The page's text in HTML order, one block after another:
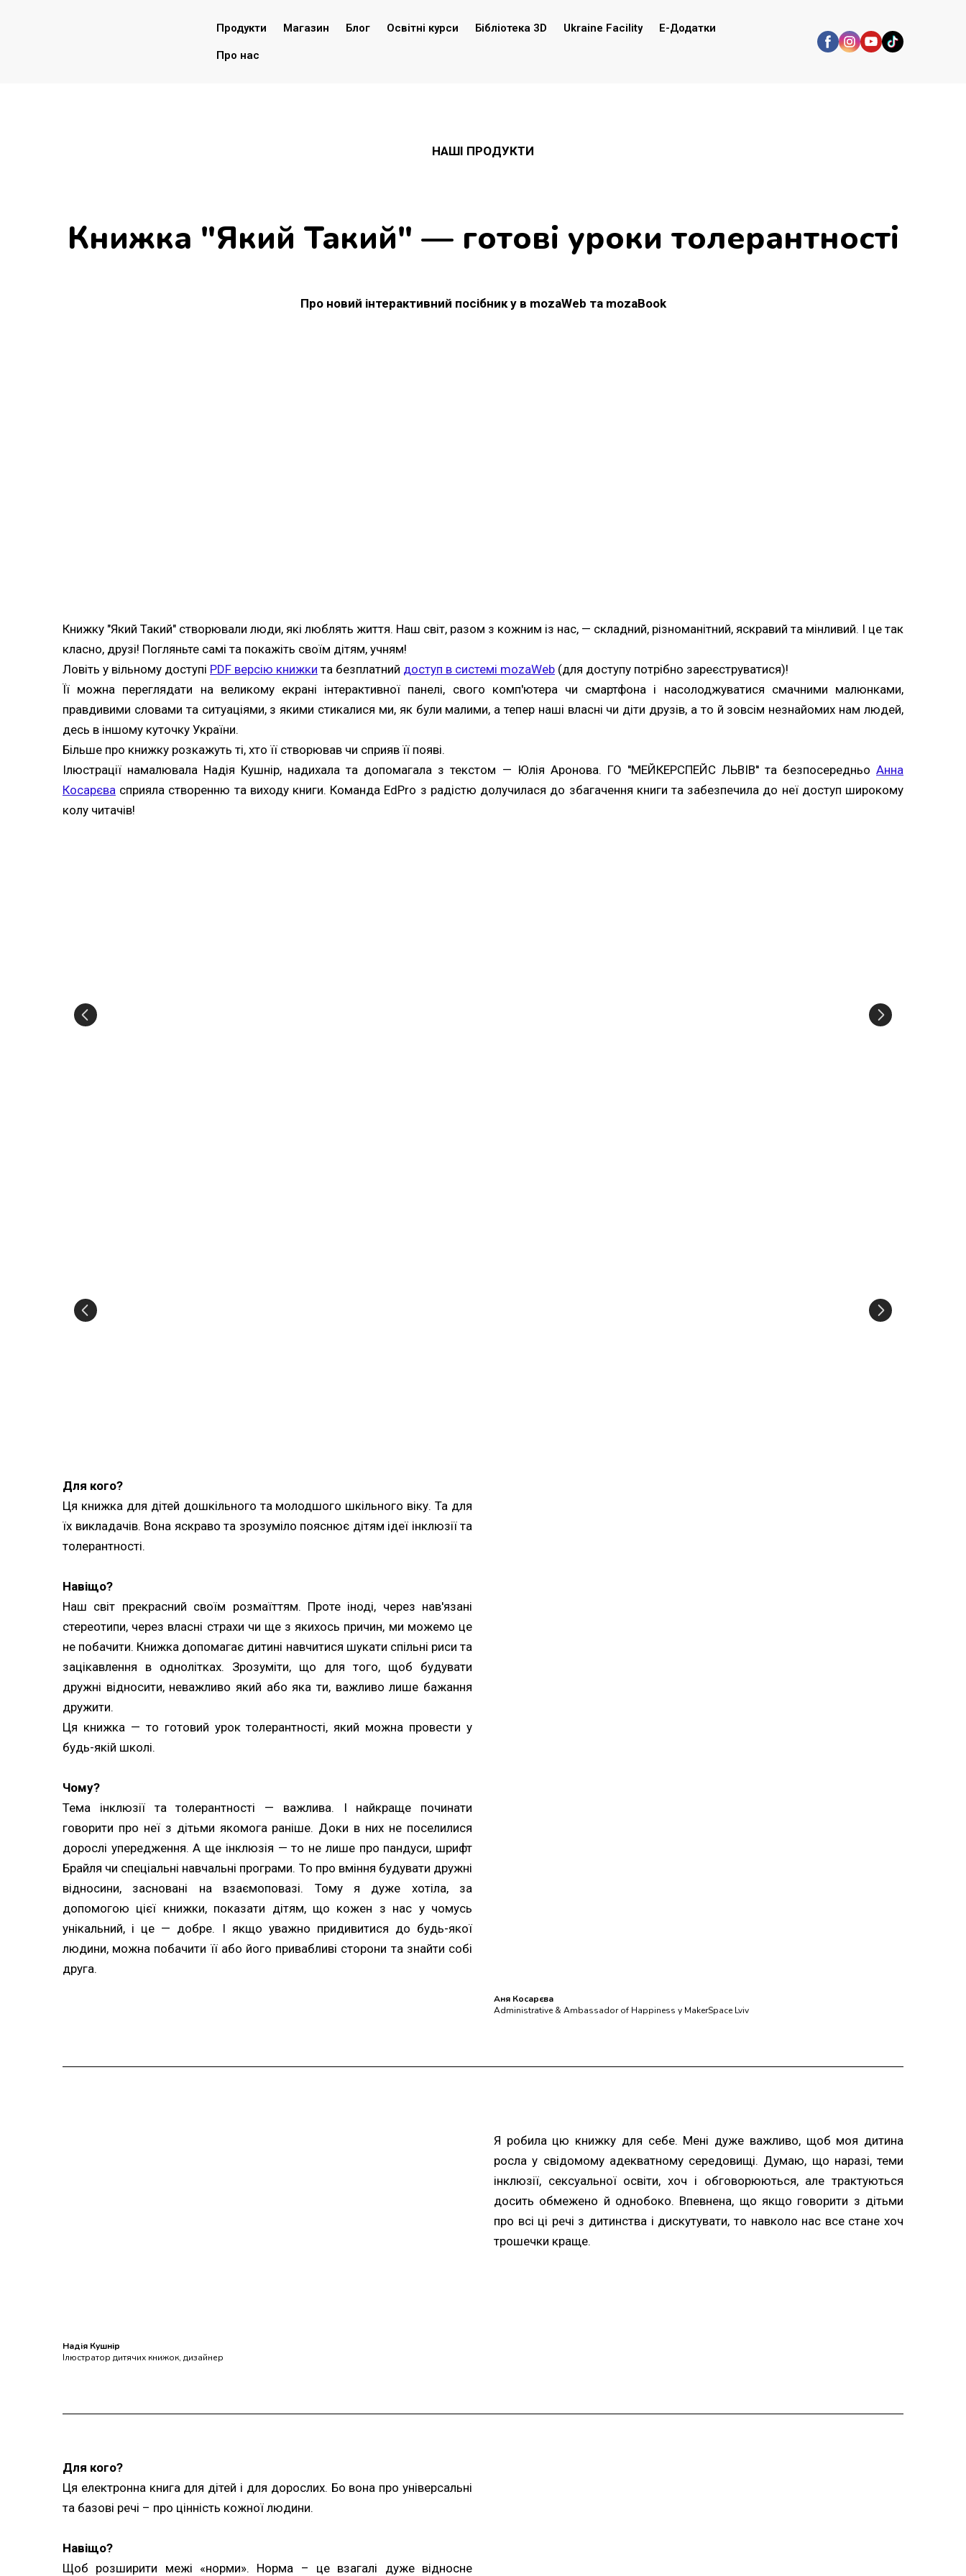
Продукти Магазин Блог Освітні курси Бібліотека 3D Ukraine Facility E-Додатки
Про нас
НАШІ ПРОДУКТИ
Книжка "Який Такий" — готові уроки толерантності
Про новий інтерактивний посібник у в mozaWeb та mozaBook
Книжку "Який Такий" створювали люди, які люблять життя. Наш світ, разом з кожним із нас, — складний, різноманітний, яскравий та мінливий. І це так
класно, друзі! Погляньте самі та покажіть своїм дітям, учням!
Ловіть у вільному доступі PDF версію книжки та безплатний доступ в системі mozaWeb (для доступу потрібно зареєструватися)!
Її можна переглядати на великому екрані інтерактивної панелі, свого комп'ютера чи смартфона і насолоджуватися смачними малюнками,
правдивими словами та ситуаціями, з якими стикалися ми, як були малими, а тепер наші власні чи діти друзів, а то й зовсім незнайомих нам людей,
десь в іншому куточку України.
Більше про книжку розкажуть ті, хто її створював чи сприяв її появі.
Ілюстрації намалювала Надія Кушнір, надихала та допомагала з текстом — Юлія Аронова. ГО ''МЕЙКЕРСПЕЙС ЛЬВІВ'' та безпосередньо Анна
Косарєва сприяла створенню та виходу книги. Команда EdPro з радістю долучилася до збагачення книги та забезпечила до неї доступ широкому
колу читачів!
Для кого?
Ця книжка для дітей дошкільного та молодшого шкільного віку. Та для
їх викладачів. Вона яскраво та зрозуміло пояснює дітям ідеї інклюзії та
толерантності.
Навіщо?
Наш світ прекрасний своїм розмаїттям. Проте іноді, через нав'язані
стереотипи, через власні страхи чи ще з якихось причин, ми можемо це
не побачити. Книжка допомагає дитині навчитися шукати спільні риси та
зацікавлення в однолітках. Зрозуміти, що для того, щоб будувати
дружні відносити, неважливо який або яка ти, важливо лише бажання
дружити.
Ця книжка — то готовий урок толерантності, який можна провести у
будь-якій школі.
Чому?
Тема інклюзії та толерантності — важлива. І найкраще починати
говорити про неї з дітьми якомога раніше. Доки в них не поселилися
дорослі упередження. А ще інклюзія — то не лише про пандуси, шрифт
Брайля чи спеціальні навчальні програми. То про вміння будувати дружні
відносини, засновані на взаємоповазі. Тому я дуже хотіла, за
допомогою цієї книжки, показати дітям, що кожен з нас у чомусь
унікальний, і це — добре. І якщо уважно придивитися до будь-якої
людини, можна побачити її або його привабливі сторони та знайти собі
друга.
Аня Косарєва
Administrative & Ambassador of Happiness у MakerSpace Lviv
Надія Кушнір
Ілюстратор дитячих книжок, дизайнер
Я робила цю книжку для себе. Мені дуже важливо, щоб моя дитина
росла у свідомому адекватному середовищі. Думаю, що наразі, теми
інклюзії, сексуальної освіти, хоч і обговорюються, але трактуються
досить обмежено й однобоко. Впевнена, що якщо говорити з дітьми
про всі ці речі з дитинства і дискутувати, то навколо нас все стане хоч
трошечки краще.
Для кого?
Ця електронна книга для дітей і для дорослих. Бо вона про універсальні
та базові речі – про цінність кожної людини.
Навіщо?
Щоб розширити межі «норми». Норма – це взагалі дуже відносне